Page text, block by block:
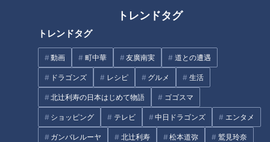
トレンドタグ
トレンドタグ
動画 町中華 友廣南実 道との遭遇
ドラゴンズ レシピ グルメ 生活
北辻利寿の日本はじめて物語 ゴゴスマ
ショッピング テレビ 中日ドラゴンズ エンタメ
ガンバレルーヤ 北辻利寿 松本道弥 鷲見玲奈
「めちゃくちゃ迷ってます」連絡先交換目前、くみと隆平
が出した答えとは…？
まさかの友情成立！？爽やかすぎる結末にスタジオの2人も
オススメ関連コンテンツ